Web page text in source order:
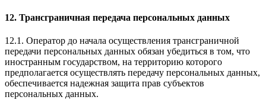
12. Трансграничная передача персональных данных
12.1. Оператор до начала осуществления трансграничной
передачи персональных данных обязан убедиться в том, что
иностранным государством, на территорию которого
предполагается осуществлять передачу персональных данных,
обеспечивается надежная защита прав субъектов
персональных данных.